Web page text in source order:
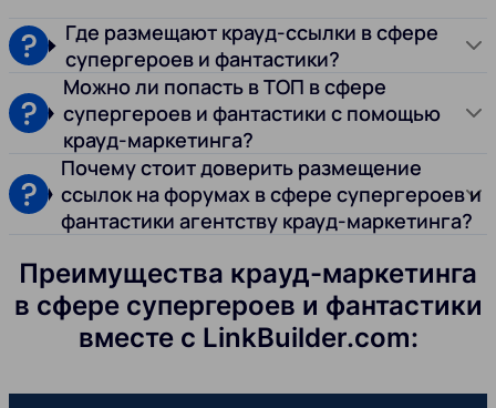
Где размещают крауд-ссылки в сфере
супергероев и фантастики?
Можно ли попасть в ТОП в сфере
супергероев и фантастики с помощью
крауд-маркетинга?
Почему стоит доверить размещение
ссылок на форумах в сфере супергероев и
фантастики агентству крауд-маркетинга?
Преимущества крауд-маркетинга
в сфере супергероев и фантастики
вместе с LinkBuilder.com: